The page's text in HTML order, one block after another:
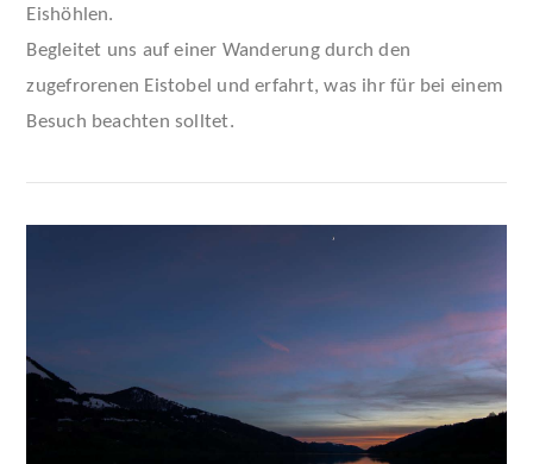
Eishöhlen.
Begleitet uns auf einer Wanderung durch den
zugefrorenen Eistobel und erfahrt, was ihr für bei einem
Besuch beachten solltet.